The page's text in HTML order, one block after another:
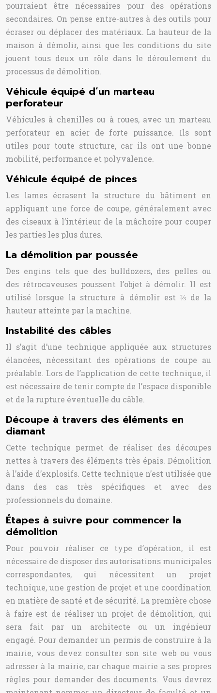
pourraient être nécessaires pour des opérations
secondaires. On pense entre-autres à des outils pour
écraser ou déplacer des matériaux. La hauteur de la
maison à démolir, ainsi que les conditions du site
jouent tous deux un rôle dans le déroulement du
processus de démolition.
Véhicule équipé d’un marteau
perforateur
Véhicules à chenilles ou à roues, avec un marteau
perforateur en acier de forte puissance. Ils sont
utiles pour toute structure, car ils ont une bonne
mobilité, performance et polyvalence.
Véhicule équipé de pinces
Les lames écrasent la structure du bâtiment en
appliquant une force de coupe, généralement avec
des ciseaux à l’intérieur de la mâchoire pour couper
les parties les plus dures.
La démolition par poussée
Des engins tels que des bulldozers, des pelles ou
des rétrocaveuses poussent l’objet à démolir. Il est
utilisé lorsque la structure à démolir est ⅔ de la
hauteur atteinte par la machine.
Instabilité des câbles
Il s’agit d’une technique appliquée aux structures
élancées, nécessitant des opérations de coupe au
préalable. Lors de l’application de cette technique, il
est nécessaire de tenir compte de l’espace disponible
et de la rupture éventuelle du câble.
Découpe à travers des éléments en
diamant
Cette technique permet de réaliser des découpes
nettes à travers des éléments très épais. Démolition
à l’aide d’explosifs. Cette technique n’est utilisée que
dans des cas très spécifiques et avec des
professionnels du domaine.
Étapes à suivre pour commencer la
démolition
Pour pouvoir réaliser ce type d’opération, il est
nécessaire de disposer des autorisations municipales
correspondantes, qui nécessitent un projet
technique, une gestion de projet et une coordination
en matière de santé et de sécurité. La première chose
à faire est de réaliser un projet de démolition, qui
sera fait par un architecte ou un ingénieur
engagé. Pour demander un permis de construire à la
mairie, vous devez consulter son site web ou vous
adresser à la mairie, car chaque mairie a ses propres
règles pour demander des documents. Vous devrez